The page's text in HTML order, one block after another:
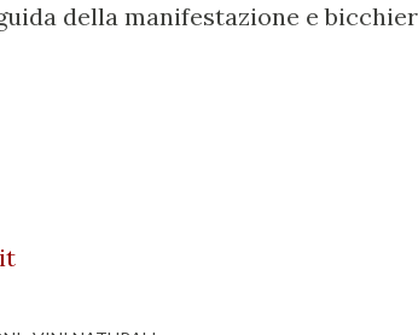
della manifestazione e